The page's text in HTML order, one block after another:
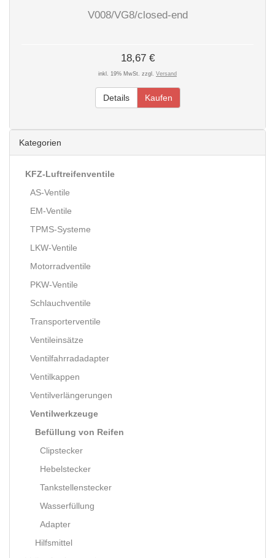
V008/VG8/closed-end
18,67 €
inkl. 19% MwSt. zzgl. Versand
Details Kaufen
Kategorien
KFZ-Luftreifenventile
AS-Ventile
EM-Ventile
TPMS-Systeme
LKW-Ventile
Motorradventile
PKW-Ventile
Schlauchventile
Transporterventile
Ventileinsätze
Ventilfahrradadapter
Ventilkappen
Ventilverlängerungen
Ventilwerkzeuge
Befüllung von Reifen
Clipstecker
Hebelstecker
Tankstellenstecker
Wasserfüllung
Adapter
Hilfsmittel